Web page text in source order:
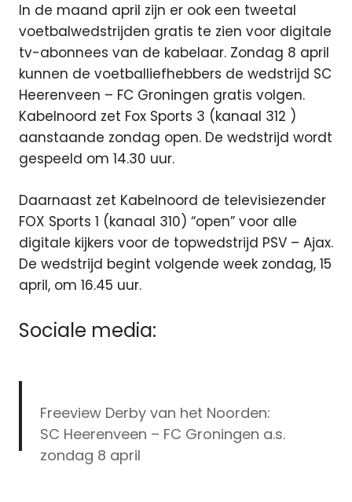
In de maand april zijn er ook een tweetal
voetbalwedstrijden gratis te zien voor digitale
tv-abonnees van de kabelaar. Zondag 8 april
kunnen de voetballiefhebbers de wedstrijd SC
Heerenveen – FC Groningen gratis volgen.
Kabelnoord zet Fox Sports 3 (kanaal 312 )
aanstaande zondag open. De wedstrijd wordt
gespeeld om 14.30 uur.
Daarnaast zet Kabelnoord de televisiezender
FOX Sports 1 (kanaal 310) “open” voor alle
digitale kijkers voor de topwedstrijd PSV – Ajax.
De wedstrijd begint volgende week zondag, 15
april, om 16.45 uur.
Sociale media:
Freeview Derby van het Noorden:
SC Heerenveen – FC Groningen a.s.
zondag 8 april